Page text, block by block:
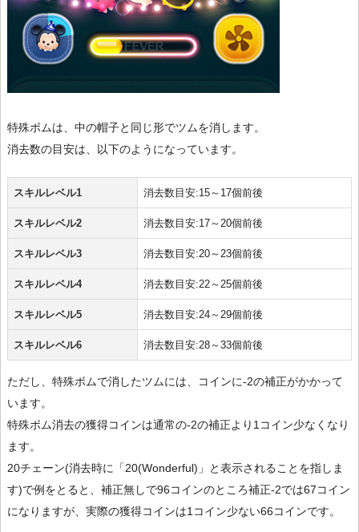
特殊ボムは、中の帽子と同じ形でツムを消します。
消去数の目安は、以下のようになっています。
スキルレベル1 消去数目安:15～17個前後
スキルレベル2 消去数目安:17～20個前後
スキルレベル3 消去数目安:20～23個前後
スキルレベル4 消去数目安:22～25個前後
スキルレベル5 消去数目安:24～29個前後
スキルレベル6 消去数目安:28～33個前後
ただし、特殊ボムで消したツムには、コインに-2の補正がかかって
います。
特殊ボム消去の獲得コインは通常の-2の補正より1コイン少なくなり
ます。
20チェーン(消去時に「20(Wonderful)」と表示されることを指しま
す)で例をとると、補正無しで96コインのところ補正-2では67コイン
になりますが、実際の獲得コインは1コイン少ない66コインです。